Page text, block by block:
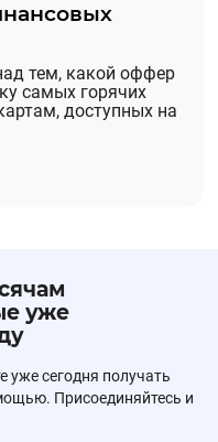
тем, какой оффер
самых горячих
доступных на
уже
уже сегодня получать
Присоединяйтесь и